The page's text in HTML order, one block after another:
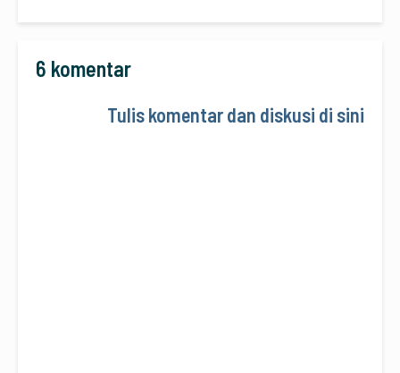
6 komentar
Tulis komentar dan diskusi di sini